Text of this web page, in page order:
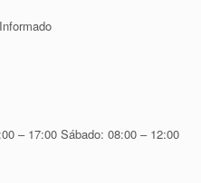
– 17:00 Sábado: 08:00 – 12:00